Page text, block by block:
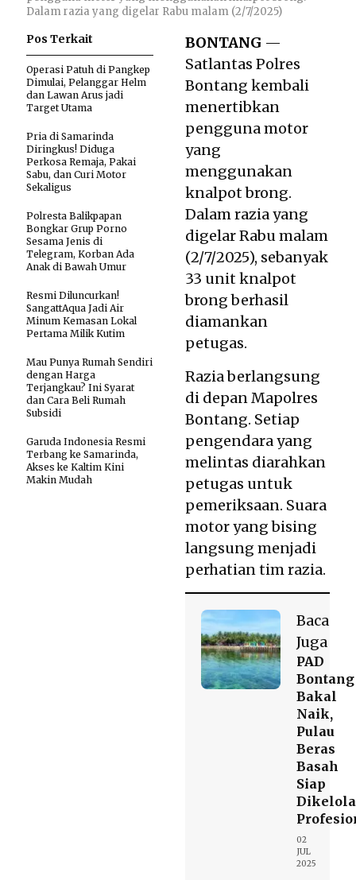
Dalam razia yang digelar Rabu malam (2/7/2025)
BONTANG —
Satlantas Polres
Bontang kembali
menertibkan
pengguna motor
yang
menggunakan
knalpot brong.
Dalam razia yang
digelar Rabu malam
(2/7/2025), sebanyak
33 unit knalpot
brong berhasil
diamankan
petugas.
Razia berlangsung
di depan Mapolres
Bontang. Setiap
pengendara yang
melintas diarahkan
petugas untuk
pemeriksaan. Suara
motor yang bising
langsung menjadi
perhatian tim razia.
Baca
Juga
PAD
Bontang
Bakal
Naik,
Pulau
Beras
Basah
Siap
Dikelola
02
JUL
2025
Pos Terkait
Operasi Patuh di Pangkep
Dimulai, Pelanggar Helm
dan Lawan Arus jadi
Target Utama
Pria di Samarinda
Diringkus! Diduga
Perkosa Remaja, Pakai
Sabu, dan Curi Motor
Sekaligus
Polresta Balikpapan
Bongkar Grup Porno
Sesama Jenis di
Telegram, Korban Ada
Anak di Bawah Umur
Resmi Diluncurkan!
SangattAqua Jadi Air
Minum Kemasan Lokal
Pertama Milik Kutim
Mau Punya Rumah Sendiri
dengan Harga
Terjangkau? Ini Syarat
dan Cara Beli Rumah
Subsidi
Garuda Indonesia Resmi
Terbang ke Samarinda,
Akses ke Kaltim Kini
Makin Mudah